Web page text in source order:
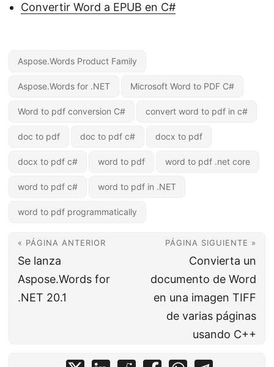
Convertir Word a EPUB en C#
Aspose.Words Product Family
Aspose.Words for .NET Microsoft Word to PDF C#
Word to pdf conversion C# convert word to pdf in c#
doc to pdf doc to pdf c# docx to pdf
docx to pdf c# word to pdf word to pdf .net core
word to pdf c# word to pdf in .NET
word to pdf programmatically
« PÁGINA ANTERIOR
Se lanza
Aspose.Words for
.NET 20.1
PÁGINA SIGUIENTE »
Convierta un
documento de Word
en una imagen TIFF
de varias páginas
usando C++